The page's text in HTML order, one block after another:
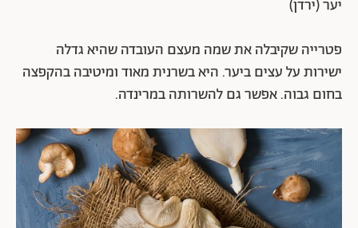
יער (ירדן)
פטרייה שקיבלה את שמה מעצם העובדה שהיא גדלה
ישירות על עצים ביער. היא בשרנית מאוד ומיטיבה בהקפצה
בחום גבוה. אפשר גם להשרותה במרינדה.